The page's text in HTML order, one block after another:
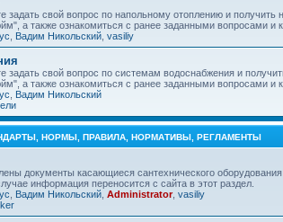
свой вопрос по напольному отоплению и получить
а также ознакомиться с ранее заданными вопросами и
Вадим Никольский vasiliy
свой вопрос по системам водоснабжения и
а также ознакомиться с ранее заданными вопросами и
Вадим Никольский
НОРМЫ, ПРАВИЛА, НОРМАТИВЫ, РЕГЛАМЕНТЫ
документы касающиеся сантехнического
информация переносится с сайта в этот раздел.
Вадим Никольский Administrator, vasiliy